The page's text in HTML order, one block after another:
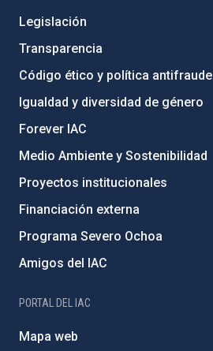
Legislación
Transparencia
Código ético y política antifraude
Igualdad y diversidad de género
Forever IAC
Medio Ambiente y Sostenibilidad
Proyectos institucionales
Financiación externa
Programa Severo Ochoa
Amigos del IAC
PORTAL DEL IAC
Mapa web